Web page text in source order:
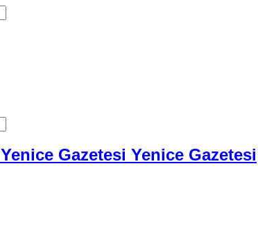
Yenice Gazetesi Yenice Gazetesi